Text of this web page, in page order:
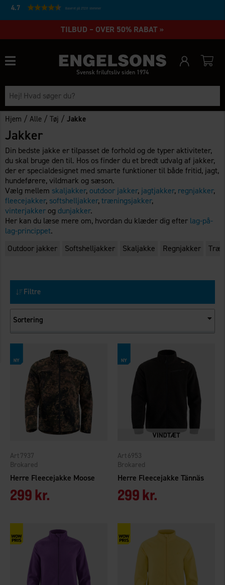
4.7 Baseret på 27231 stemmer
TILBUD – OVER 50% RABAT »
Svensk friluftsliv siden 1974
Hjem /Alle /Tøj /Jakke
Jakker
Din bedste jakke er tilpasset de forhold og de typer aktiviteter,
du skal bruge den til. Hos os finder du et bredt udvalg af jakker,
der er specialdesignet med smarte funktioner til både fritid, jagt,
hundeførere, vildmark og sæson.
Vælg mellem skaljakker, outdoor jakker, jagtjakker, regnjakker,
fleecejakker, softshelljakker,træningsjakker,
vinterjakker og dunjakker.
Her kan du læse mere om, hvordan du klæder dig efter lag-på-
lag-princippet.
Outdoor jakker
Softshelljakker Skaljakke Regnjakker
Filtre
Sortering
Herre Fleecejakke Moose
Brokared
7937
299 kr.
Herre Fleecejakke Tännäs
Brokared
6953
299 kr.